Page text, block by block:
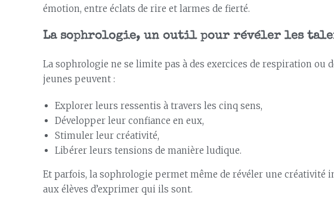
émotion, entre éclats de rire et larmes de fierté.
La sophrologie, un outil pour révéler les
La sophrologie ne se limite pas à des exercices de respiration ou
jeunes peuvent :
Explorer leurs ressentis à travers les cinq sens,
Développer leur confiance en eux,
Stimuler leur créativité,
Libérer leurs tensions de manière ludique.
Et parfois, la sophrologie permet même de révéler une créativité
aux élèves d’exprimer qui ils sont.